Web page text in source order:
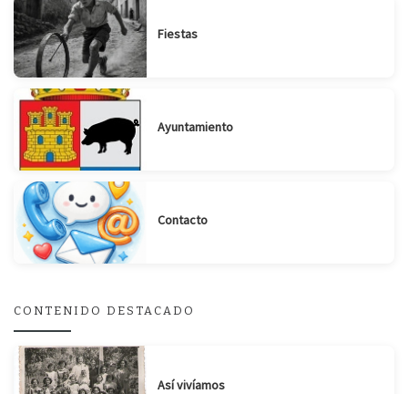
Fiestas
Ayuntamiento
Contacto
CONTENIDO DESTACADO
Así vivíamos
Suscribirse